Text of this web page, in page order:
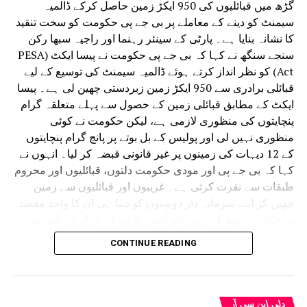
گڑھ میں قبائلیوں کی 950 ایکڑ زمین حاصل کرکے ڈالمیہ
سیمنٹ کو دینے کے معاملے پر بی جے پی حکومت کو سخت تنقید
کا نشانہ بنایا ہے۔ پارٹی کے سینئر رہنما اور راجیہ سبھا رکن
سنجے سنگھ نے کہا کہ بی جے پی حکومت نے پیسا ایکٹ (PESA
Act) کو نظر انداز کرتے ہوئے ڈالمیہ سیمنٹ کی توسیع کے لیے
قبائلی برادری سے 950 ایکڑ زمین زبردستی چھین لی ہے۔ پیسا
ایکٹ کے مطابق قبائلی زمین کے حصول سے پہلے متعلقہ گرام
پنچایتوں کی منظوری لازمی ہے، لیکن حکومت نے کوئی
منظوری نہیں لی اور پولیس کے بل بوتے پر پانچ گرام پنچایتوں
کے 12 دیہات کی زمینوں پر غیر قانونی قبضہ کر لیا۔ انہوں نے
کہا کہ بی جے پی اور مودی حکومت دلتوں، قبائلیوں اور محروم
طبقات سے نفرت کرتی ہے۔ غریبوں اور قبائلیوں سے زمین
پریس کانفرنس سے خطاب کرتے ہوئے سنجے سنگھ نے کہا کہ
پورے ملک میں کسانوں، قبائلیوں، دلتوں اور محروم طبقات کی
حکومت کی پہچان بن چکا ہے۔ جہاں بھی بی جے پی کی ڈبل
CONTINUE READING
دلی این سی آر